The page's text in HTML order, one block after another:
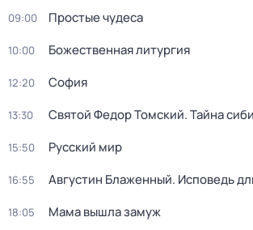
09:00 Простые чудеса
10:00 Божественная литургия
12:20 София
13:30 Святой Федор Томский. Тайна
15:50 Русский мир
16:55 Августин Блаженный. Исповедь
18:05 Мама вышла замуж